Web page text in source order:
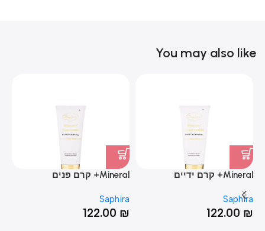
You may also like
Mineral+ קרם ידיים
Saphira
122.00 ₪
Mineral+ קרם פנים
Saphira
122.00 ₪